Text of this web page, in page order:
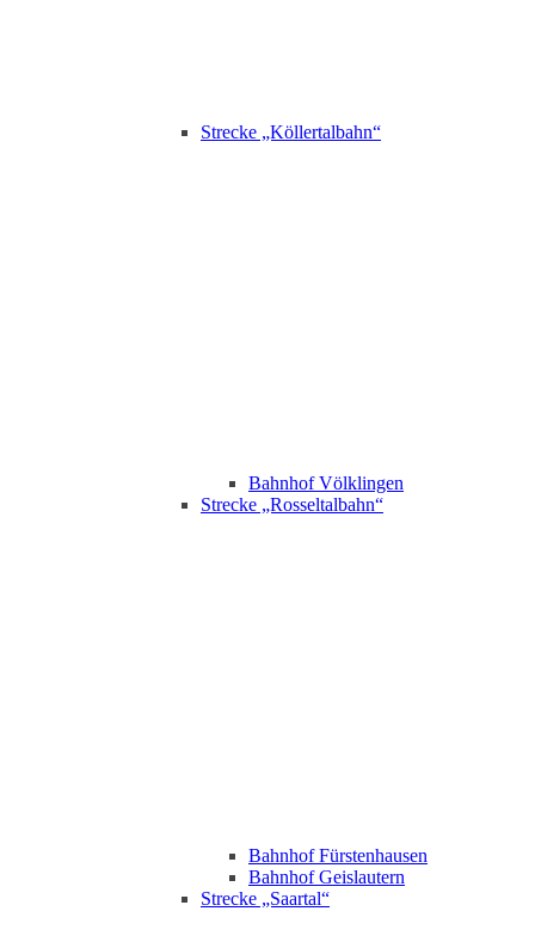
Strecke „Köllertalbahn“
Bahnhof Völklingen
Strecke „Rosseltalbahn“
Bahnhof Fürstenhausen
Bahnhof Geislautern
Strecke „Saartal“